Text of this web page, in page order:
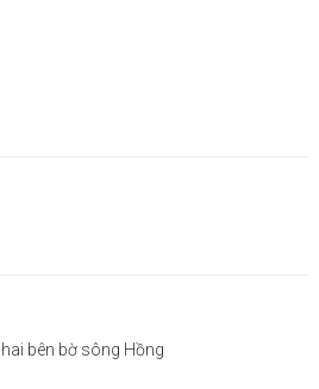
bên bờ sông Hồng